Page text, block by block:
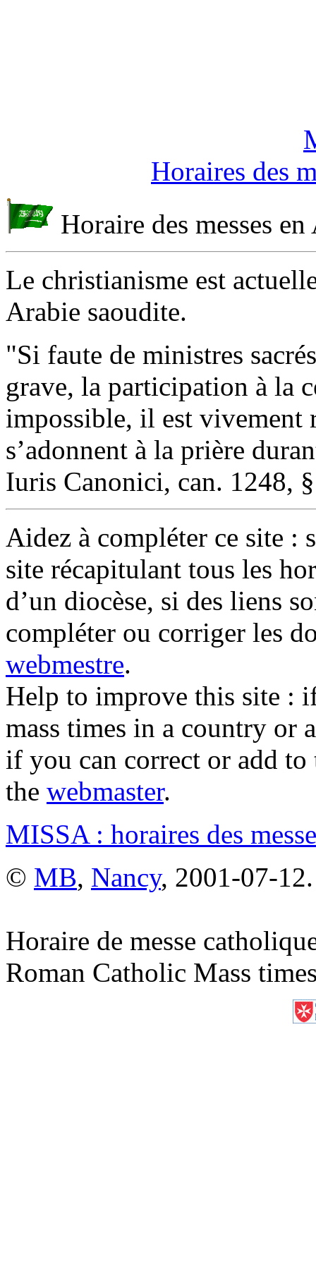
Horaires des
Horaire des messes
Le christianisme est
Arabie saoudite.
"Si faute de ministres
grave, la participation à la
impossible, il est vivement
s’adonnent à la prière
Iuris Canonici, can. 1248,
Aidez à compléter ce site :
site récapitulant tous les
d’un diocèse, si des liens
compléter ou corriger les
webmestre.
Help to improve this site :
mass times in a country or
if you can correct or add
the webmaster.
MISSA : horaires des
© MB, Nancy, 2001-07-12.
Horaire de messe
Roman Catholic Mass